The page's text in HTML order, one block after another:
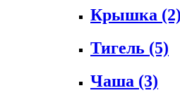
Крышка (2)
Тигель (5)
Чаша (3)